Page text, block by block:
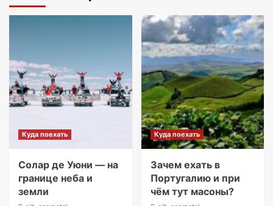
Куда поехать
Солар де Уюни — на
границе неба и
земли
Куда поехать
Зачем ехать в
Португалию и при
чём тут масоны?